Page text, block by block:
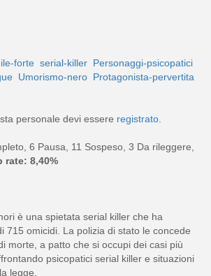
forte serial-killer Personaggi-psicopatici
Umorismo-nero Protagonista-pervertita
personale devi essere registrato.
6 Pausa, 11 Sospeso, 3 Da rileggere,
rate: 8,40%
è una spietata serial killer che ha
715 omicidi. La polizia di stato le concede
morte, a patto che si occupi dei casi più
psicopatici serial killer e situazioni
legge.